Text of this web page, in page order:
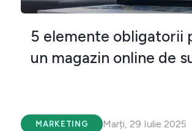
5 elemente obligatorii
un magazin online de
MARKETING Marți, 29 Iulie 2025